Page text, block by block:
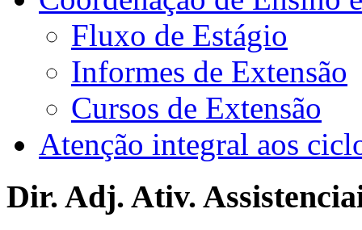
Fluxo de Estágio
Informes de Extensão
Cursos de Extensão
Atenção integral aos
Dir. Adj. Ativ.